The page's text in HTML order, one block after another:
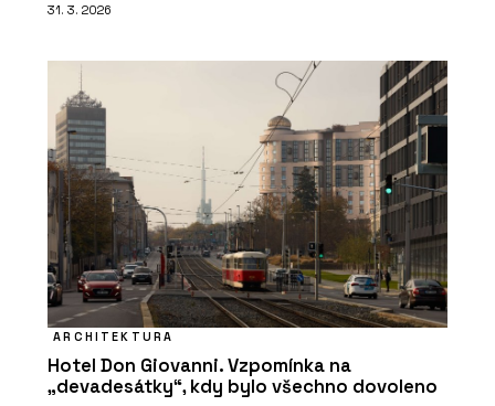
31. 3. 2026
ARCHITEKTURA
Hotel Don Giovanni. Vzpomínka na
„devadesátky“, kdy bylo všechno dovoleno